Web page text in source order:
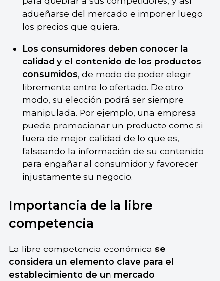
adueñarse del mercado e imponer luego
los precios que quiera.
Los consumidores deben conocer la
calidad y el contenido de los productos
consumidos, de modo de poder elegir
libremente entre lo ofertado. De otro
modo, su elección podrá ser siempre
manipulada. Por ejemplo, una empresa
puede promocionar un producto como si
fuera de mejor calidad de lo que es,
falseando la información de su contenido
para engañar al consumidor y favorecer
injustamente su negocio.
Importancia de la libre
competencia
La libre competencia económica se
considera un elemento clave para el
establecimiento de un mercado